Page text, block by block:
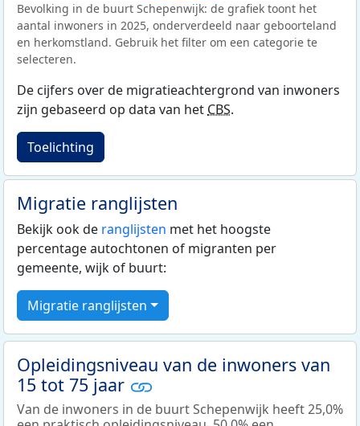
Bevolking in de buurt Schepenwijk: de grafiek toont het
aantal inwoners in 2025, onderverdeeld naar geboorteland
en herkomstland. Gebruik het filter om een categorie te
selecteren.
De cijfers over de migratieachtergrond van inwoners
zijn gebaseerd op data van het CBS.
Toelichting
Migratie ranglijsten
Bekijk ook de ranglijsten met het hoogste
percentage autochtonen of migranten per
gemeente, wijk of buurt:
Migratie ranglijsten
Opleidingsniveau van de inwoners van
15 tot 75 jaar
Van de inwoners in de buurt Schepenwijk heeft 25,0%